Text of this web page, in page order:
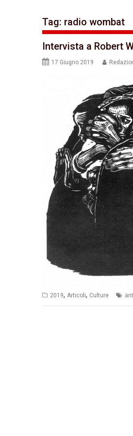
Tag: radio wombat
Intervista a Robert
17 Giugno 2019
2019, Articoli, Culture